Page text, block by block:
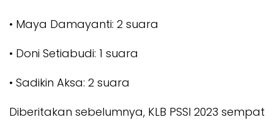
• Maya Damayanti: 2 suara
• Doni Setiabudi: 1 suara
• Sadikin Aksa: 2 suara
Diberitakan sebelumnya, KLB PSSI 2023 sempat